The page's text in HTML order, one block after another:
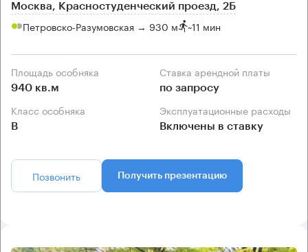
Москва, Красностуденческий проезд, 2Б
Петровско-Разумовская → 930 м ~11 мин
Площадь особняка
940 кв.м
Ставка арендной платы
по запросу
Класс особняка
B
Эксплуатационные расходы
Включены в ставку
Позвонить Получить презентацию